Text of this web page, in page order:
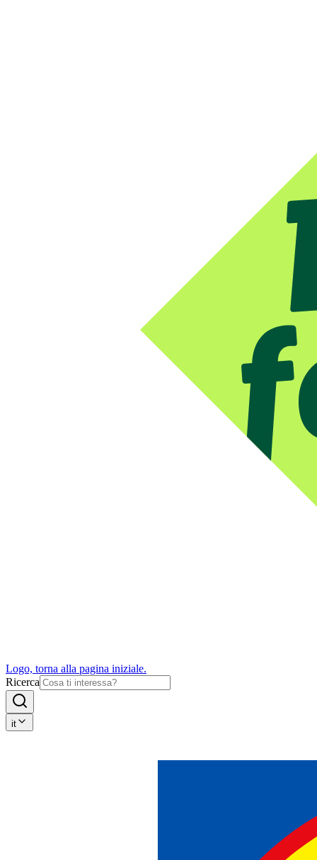
Logo, torna alla pagina iniziale.
Ricerca
it